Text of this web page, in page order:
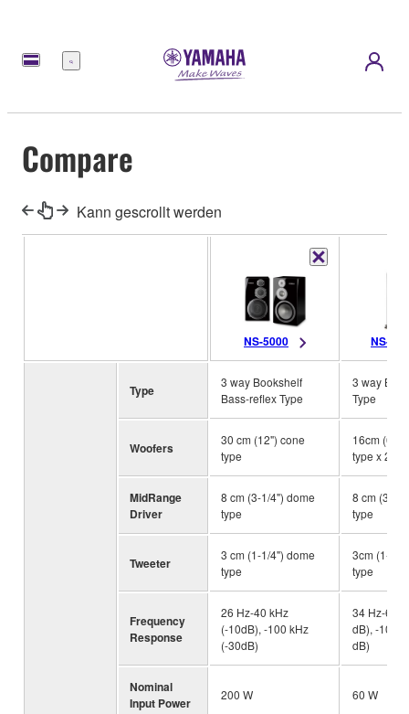
Menü
Compare
Kann gescrollt werden
NS-5000 NS-
Type
3 way Bookshelf
Bass-reflex Type
3 way
Type
Woofers
30 cm (12") cone
type
16cm (6-
type x 2
MidRange
Driver
8 cm (3-1/4") dome
type
8 cm (3-1/
type
Tweeter
3 cm (1-1/4") dome
type
3cm (1-1/
type
Frequency
Response
26 Hz-40 kHz
(-10dB), -100 kHz
(-30dB)
34 Hz-65
dB), -100
dB)
Nominal
Input Power
200 W 60 W